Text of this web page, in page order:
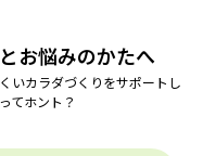
お悩みのかたへ
いカラダづくりをサポートし
てホント？